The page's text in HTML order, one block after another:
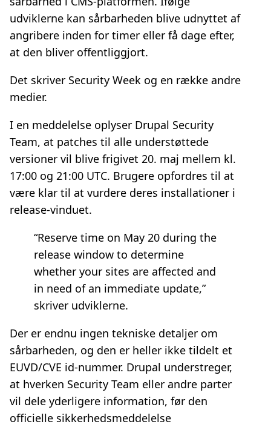
udviklerne kan sårbarheden blive udnyttet af
angribere inden for timer eller få dage efter,
at den bliver offentliggjort.
Det skriver Security Week og en række andre
medier.
I en meddelelse oplyser Drupal Security
Team, at patches til alle understøttede
versioner vil blive frigivet 20. maj mellem kl.
17:00 og 21:00 UTC. Brugere opfordres til at
være klar til at vurdere deres installationer i
release‑vinduet.
“Reserve time on May 20 during the
release window to determine
whether your sites are affected and
in need of an immediate update,”
skriver udviklerne.
Der er endnu ingen tekniske detaljer om
sårbarheden, og den er heller ikke tildelt et
EUVD/CVE id-nummer. Drupal understreger,
at hverken Security Team eller andre parter
vil dele yderligere information, før den
officielle sikkerhedsmeddelelse